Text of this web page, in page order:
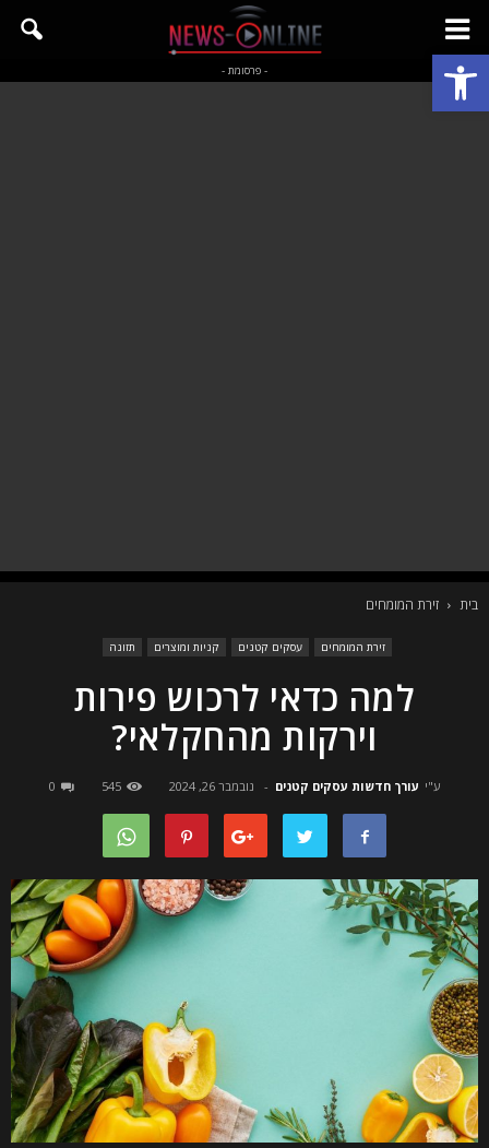
פתח סרגל נגישות - פרסומת -
בית זירת המומחים
זירת המומחים עסקים קטנים קניות ומוצרים תזונה
למה כדאי לרכוש פירות
וירקות מהחקלאי?
ע"י עורך חדשות עסקים קטנים - נובמבר 26, 2024 545
0